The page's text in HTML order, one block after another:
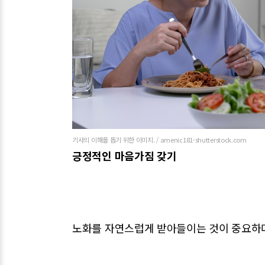
기사의 이해를 돕기 위한 이미지. / amenic181-shutterstock.com
긍정적인 마음가짐 갖기
노화를 자연스럽게 받아들이는 것이 중요하